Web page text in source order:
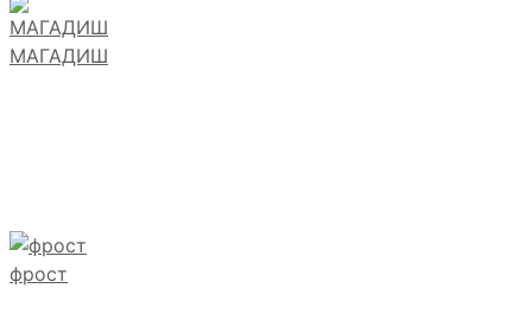
МАГАДИШ
фрост